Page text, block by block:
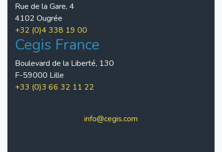
Rue de la Gare, 4
4102 Ougrée
+32 (0)4 338 19 00
Cegis France
Boulevard de la Liberté, 130
F-59000 Lille
+33 (0)3 66 32 11 22
info@cegis.com